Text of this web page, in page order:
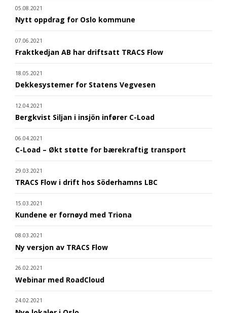
05.08.2021
Nytt oppdrag for Oslo kommune
07.06.2021
Fraktkedjan AB har driftsatt TRACS Flow
18.05.2021
Dekkesystemer for Statens Vegvesen
12.04.2021
Bergkvist Siljan i insjön infører C-Load
06.04.2021
C-Load – Økt støtte for bærekraftig transport
29.03.2021
TRACS Flow i drift hos Söderhamns LBC
15.03.2021
Kundene er fornøyd med Triona
08.03.2021
Ny versjon av TRACS Flow
26.02.2021
Webinar med RoadCloud
24.02.2021